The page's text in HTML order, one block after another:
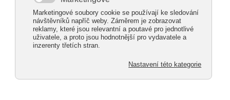
neděle 23. listopad 2025
Hliníkové ploty ALcentrum - lamela 90